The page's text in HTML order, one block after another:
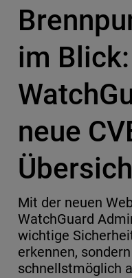
im Blick:
neue
Mit der neuen
WatchGuard
wichtige
erkennen,
schnellstmöglich